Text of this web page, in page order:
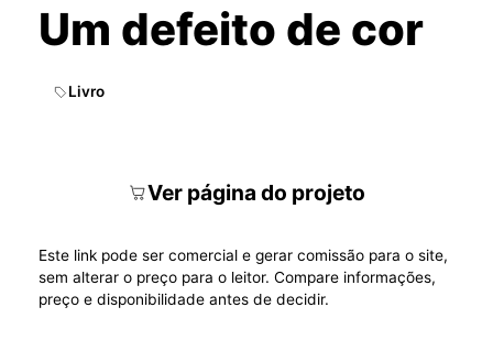
Um defeito de cor
Livro
Ver página do projeto
Este link pode ser comercial e gerar comissão para o site,
sem alterar o preço para o leitor. Compare informações,
preço e disponibilidade antes de decidir.